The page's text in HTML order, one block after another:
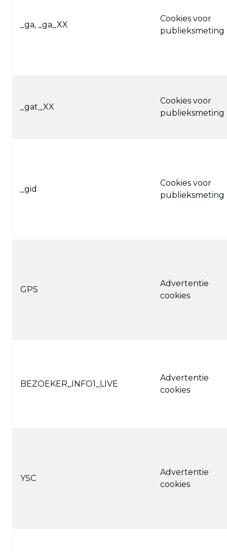
_ga, _ga_XX
Cookies voor
publieksmeting
_gat_XX
Cookies voor
publieksmeting
_gid
Cookies voor
publieksmeting
GPS
Advertentie
cookies
BEZOEKER_INFO1_LIVE
Advertentie
cookies
YSC
Advertentie
cookies